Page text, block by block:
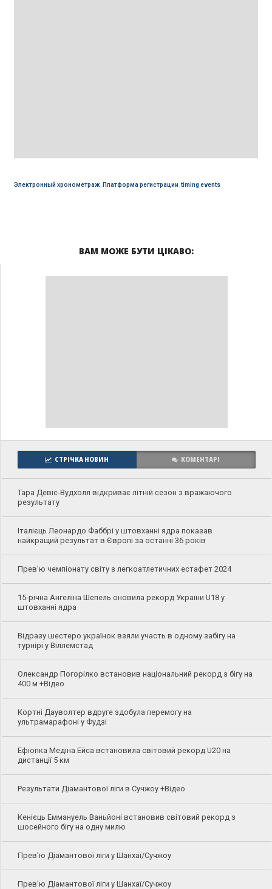
Электронный хронометраж, Платформа регистрации timing events
ВАМ МОЖЕ БУТИ ЦІКАВО:
СТРІЧКА НОВИН КОМЕНТАРІ
Тара Девіс-Вудхолл відкриває літній сезон з вражаючого
результату
Італієць Леонардо Фаббрі у штовханні ядра показав
найкращий результат в Європі за останні 36 років
Прев'ю чемпіонату світу з легкоатлетичних естафет 2024
15-річна Ангеліна Шепель оновила рекорд України U18 у
штовханні ядра
Відразу шестеро українок взяли участь в одному забігу на
турнірі у Віллемстад
Олександр Погорілко встановив національний рекорд з бігу на
400 м +Відео
Кортні Дауволтер вдруге здобула перемогу на
ультрамарафоні у Фудзі
Ефіопка Медіна Ейса встановила світовий рекорд U20 на
дистанції 5 км
Результати Діамантової ліги в Сучжоу +Відео
Кенієць Еммануель Ваньйоні встановив світовий рекорд з
шосейного бігу на одну милю
Прев'ю Діамантової ліги у Шанхаї/Сучжоу
Прев'ю Діамантової ліги у Шанхаї/Сучжоу